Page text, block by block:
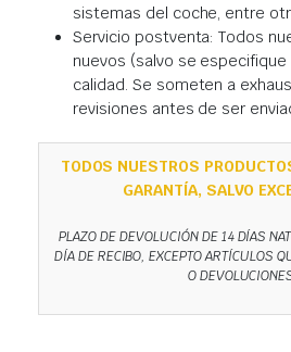
sistemas del coche, entre
Servicio postventa: Todos
nuevos (salvo se
calidad. Se someten a
revisiones antes de ser
TODOS NUESTROS
GARANTÍA, SALVO
PLAZO DE DEVOLUCIÓN DE 14 DÍAS
DÍA DE RECIBO, EXCEPTO ARTÍCULOS
O